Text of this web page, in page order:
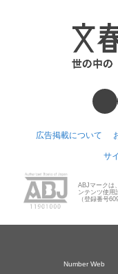
広告掲載について
サ
ABJマークは
ンテンツ使用
（登録番号
Number Web